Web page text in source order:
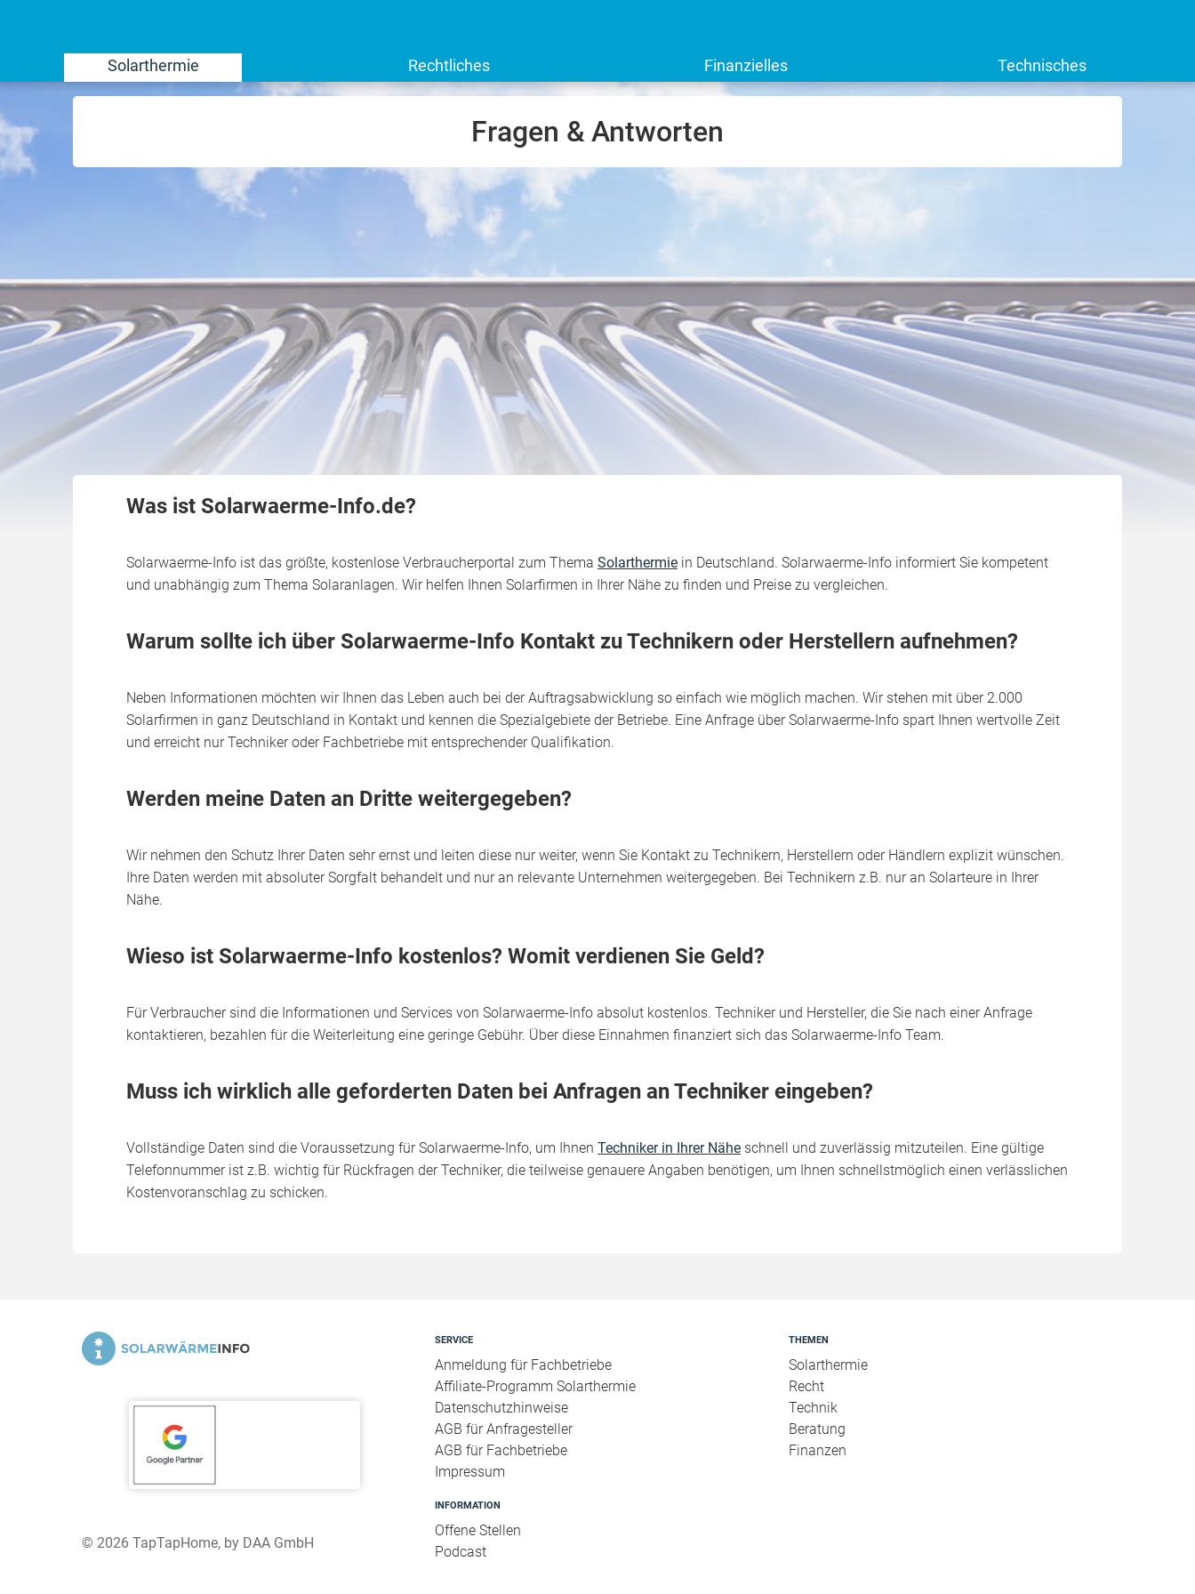
Solarthermie Rechtliches Finanzielles Technisches
Fragen & Antworten
Was ist Solarwaerme-Info.de?
Solarwaerme-Info ist das größte, kostenlose Verbraucherportal zum Thema Solarthermie in Deutschland. Solarwaerme-Info informiert Sie kompetent
und unabhängig zum Thema Solaranlagen. Wir helfen Ihnen Solarfirmen in Ihrer Nähe zu finden und Preise zu vergleichen.
Warum sollte ich über Solarwaerme-Info Kontakt zu Technikern oder Herstellern aufnehmen?
Neben Informationen möchten wir Ihnen das Leben auch bei der Auftragsabwicklung so einfach wie möglich machen. Wir stehen mit über 2.000
Solarfirmen in ganz Deutschland in Kontakt und kennen die Spezialgebiete der Betriebe. Eine Anfrage über Solarwaerme-Info spart Ihnen wertvolle Zeit
und erreicht nur Techniker oder Fachbetriebe mit entsprechender Qualifikation.
Werden meine Daten an Dritte weitergegeben?
Wir nehmen den Schutz Ihrer Daten sehr ernst und leiten diese nur weiter, wenn Sie Kontakt zu Technikern, Herstellern oder Händlern explizit wünschen.
Ihre Daten werden mit absoluter Sorgfalt behandelt und nur an relevante Unternehmen weitergegeben. Bei Technikern z.B. nur an Solarteure in Ihrer
Nähe.
Wieso ist Solarwaerme-Info kostenlos? Womit verdienen Sie Geld?
Für Verbraucher sind die Informationen und Services von Solarwaerme-Info absolut kostenlos. Techniker und Hersteller, die Sie nach einer Anfrage
kontaktieren, bezahlen für die Weiterleitung eine geringe Gebühr. Über diese Einnahmen finanziert sich das Solarwaerme-Info Team.
Muss ich wirklich alle geforderten Daten bei Anfragen an Techniker eingeben?
Vollständige Daten sind die Voraussetzung für Solarwaerme-Info, um Ihnen Techniker in Ihrer Nähe schnell und zuverlässig mitzuteilen. Eine gültige
Telefonnummer ist z.B. wichtig für Rückfragen der Techniker, die teilweise genauere Angaben benötigen, um Ihnen schnellstmöglich einen verlässlichen
Kostenvoranschlag zu schicken.
© 2026 TapTapHome, by DAA GmbH
SERVICE
Anmeldung für Fachbetriebe
Affiliate-Programm Solarthermie
Datenschutzhinweise
AGB für Anfragesteller
AGB für Fachbetriebe
Impressum
INFORMATION
Offene Stellen
Podcast
THEMEN
Solarthermie
Recht
Technik
Beratung
Finanzen